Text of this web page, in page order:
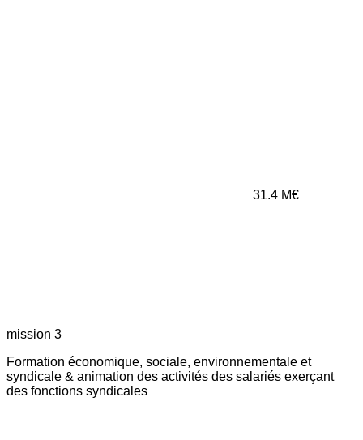
31.4 M€
mission 3
Formation économique, sociale, environnementale et
syndicale & animation des activités des salariés exerçant
des fonctions syndicales